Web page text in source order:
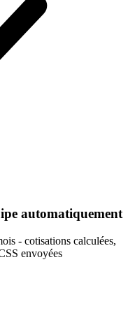
automatiquement
- cotisations calculées,
envoyées